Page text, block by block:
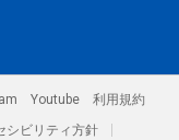
Youtube
利用規約
シビリティ方針